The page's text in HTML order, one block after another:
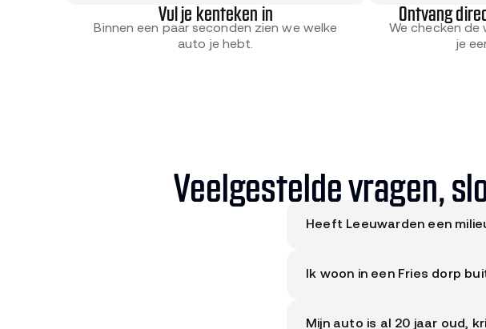
Vul je kenteken in
Binnen een paar seconden zien we welke
auto je hebt.
Ontvang
We checken de
je
Veelgestelde vragen,
Heeft Leeuwarden een
mogen de stad gewoon in.
Ik woon in een Fries dorp
Drachten, Heerenveen, Sneek,
Mijn auto is al 20 jaar oud,